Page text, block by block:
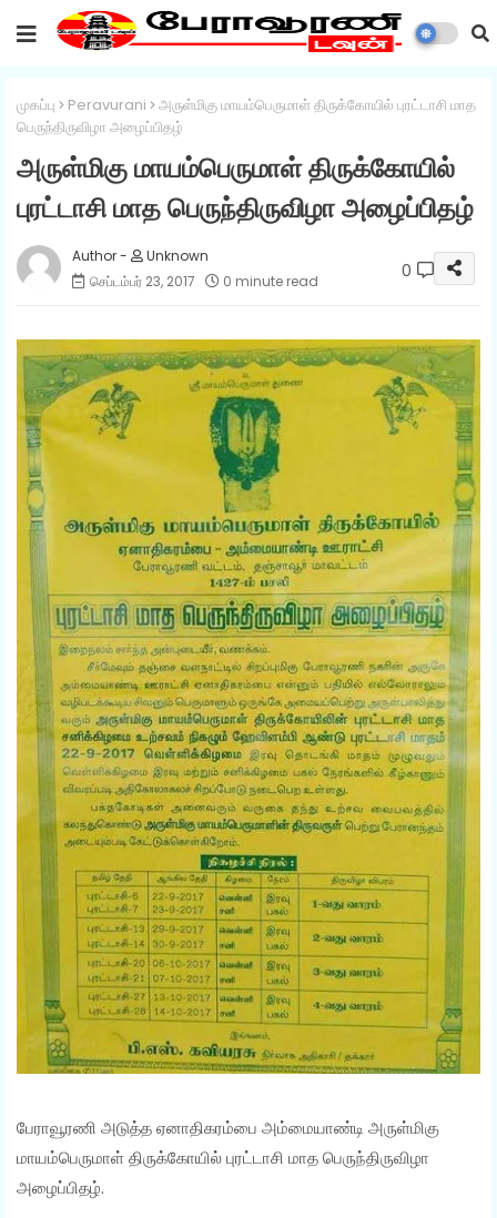
முகப்பு Peravurani
அருள்மிகு மாயம்பெருமாள் திருக்கோயில் புரட்டாசி மாத
பெருந்திருவிழா அழைப்பிதழ்
அருள்மிகு மாயம்பெருமாள் திருக்கோயில்
புரட்டாசி மாத பெருந்திருவிழா அழைப்பிதழ்
Unknown
செப்டம்பர் 23, 2017
0 minute read 0
பேராவூரணி அடுத்த ஏனாதிகரம்பை அம்மையாண்டி அருள்மிகு
மாயம்பெருமாள் திருக்கோயில் புரட்டாசி மாத பெருந்திருவிழா
அழைப்பிதழ்.